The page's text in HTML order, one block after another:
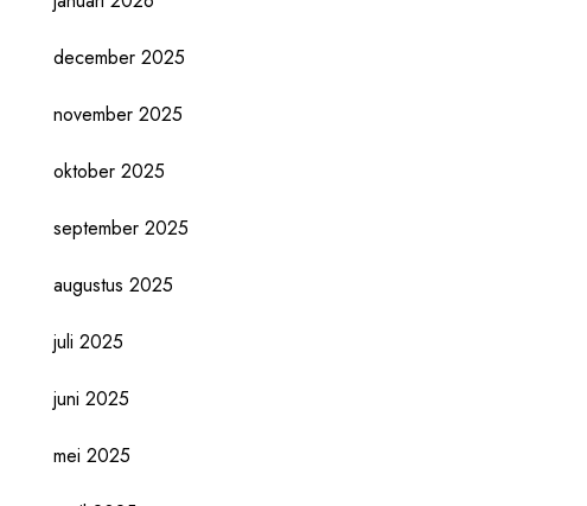
december 2025
november 2025
oktober 2025
september 2025
augustus 2025
juli 2025
juni 2025
mei 2025